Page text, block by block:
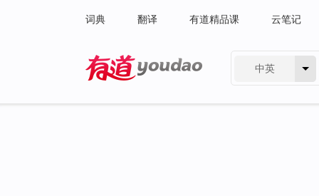
词典 翻译 有道精品课 云笔记
中英